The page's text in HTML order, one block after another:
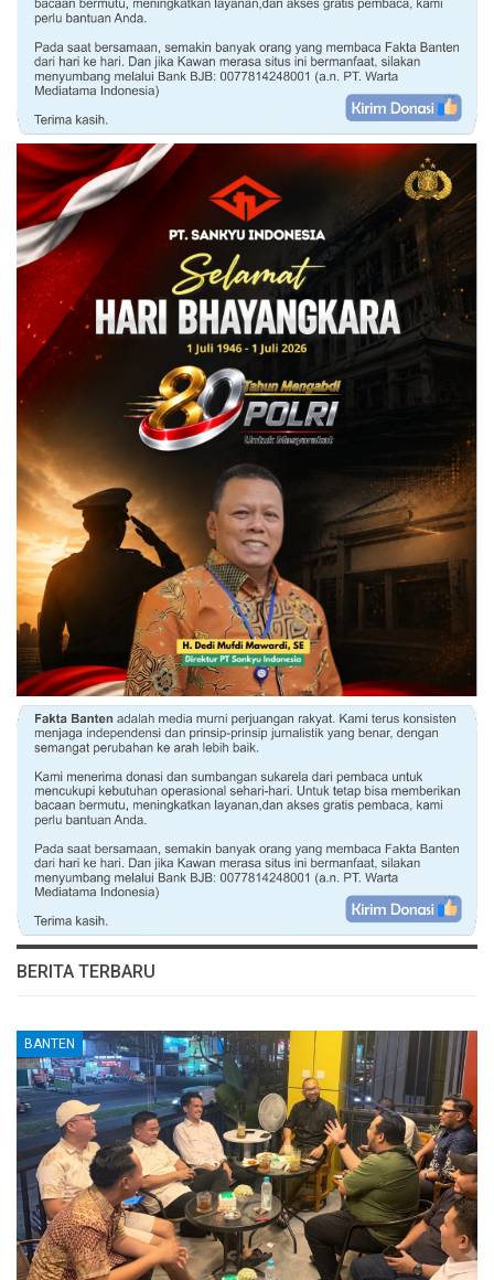
BERITA TERBARU
BANTEN